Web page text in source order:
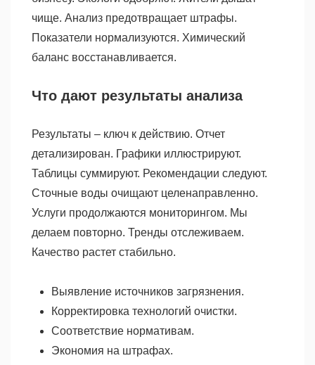
чище. Анализ предотвращает штрафы.
Показатели нормализуются. Химический
баланс восстанавливается.
Что дают результаты анализа
Результаты – ключ к действию. Отчет
детализирован. Графики иллюстрируют.
Таблицы суммируют. Рекомендации следуют.
Сточные воды очищают целенаправленно.
Услуги продолжаются мониторингом. Мы
делаем повторно. Тренды отслеживаем.
Качество растет стабильно.
Выявление источников загрязнения.
Корректировка технологий очистки.
Соответствие нормативам.
Экономия на штрафах.